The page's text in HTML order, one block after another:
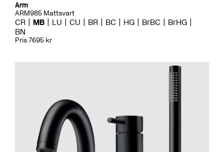
Arm
ARM985 Mattsvart
CR MB LU CU BR BC HG BrBC
BrHG
BN
Pris 7695 kr